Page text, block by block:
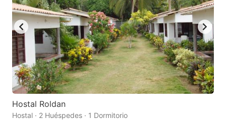
Hostal Roldan
Hostal · 2 Huéspedes · 1 Dormitorio